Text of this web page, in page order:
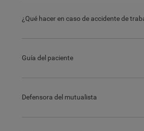
¿Qué hacer en caso de accidente de
Guía del paciente
Defensora del mutualista